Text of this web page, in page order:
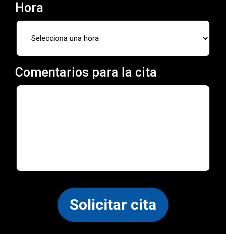
Hora
Comentarios para la cita
Solicitar cita